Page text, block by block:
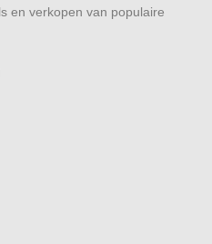
en verkopen van populaire